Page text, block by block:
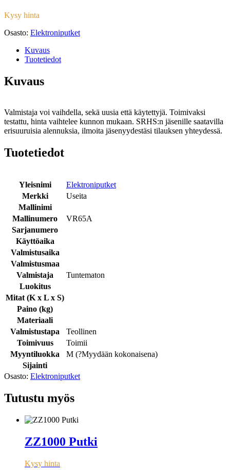
Kysy hinta
Osasto: Elektroniputket
Kuvaus
Tuotetiedot
Kuvaus
Valmistaja voi vaihdella, sekä uusia että käytettyjä. Toimivaksi
testattu, hinta vaihtelee kunnon mukaan. SRHS:n jäsenille saatavilla
erisuuruisia alennuksia, ilmoita jäsenyydestäsi tilauksen yhteydessä.
Tuotetiedot
Yleisnimi
Elektroniputket
Merkki
Useita
Mallinimi
Mallinumero
VR65A
Sarjanumero
Käyttöaika
Valmistusaika
Valmistusmaa
Valmistaja
Tuntematon
Luokitus
Mitat (K x L x S)
Paino (kg)
Materiaali
Valmistustapa
Teollinen
Toimivuus
Toimii
Myyntiluokka
M (?Myydään kokonaisena)
Sijainti
Osasto: Elektroniputket
Tutustu myös
ZZ1000 Putki
Kysy hinta